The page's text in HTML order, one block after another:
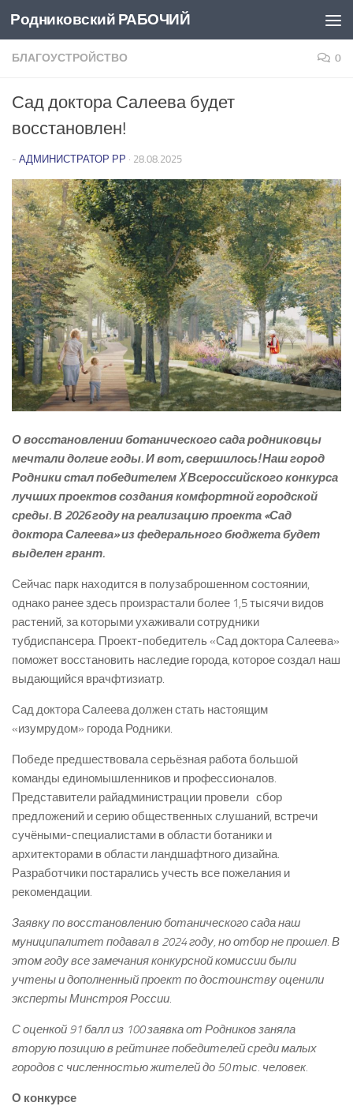
Перейти к содержимому
Родниковский РАБОЧИЙ
БЛАГОУСТРОЙСТВО 0
Сад доктора Салеева будет
восстановлен!
- АДМИНИСТРАТОР РР · 28.08.2025
О восстановлении ботанического сада родниковцы
мечтали долгие годы. И вот, свершилось! Наш город
Родники стал победителем X Всероссийского конкурса
лучших проектов создания комфортной городской
среды. В 2026 году на реализацию проекта «Сад
доктора Салеева» из федерального бюджета будет
выделен грант.
Сейчас парк находится в полузаброшенном состоянии,
однако ранее здесь произрастали более 1,5 тысячи видов
растений, за которыми ухаживали сотрудники
тубдиспансера. Проект-­победитель «Сад доктора Салеева»
поможет восстановить наследие города, которое создал наш
выдающийся врач­фтизиатр.
Сад доктора Салеева должен стать настоящим
«изумрудом» города Родники.
Победе предшествовала серьёзная работа большой
команды единомышленников и профессионалов.
Представители райадминистрации провели сбор
предложений и серию общественных слушаний, встречи
сучёными-­специалистами в области ботаники и
архитекторами в области ландшафтного дизайна.
Разработчики постарались учесть все пожелания и
рекомендации.
Заявку по восстановлению ботанического сада наш
муниципалитет подавал в 2024 году, но отбор не прошел. В
этом году все замечания конкурсной комиссии были
учтены и дополненный проект по достоинству оценили
эксперты Минстроя России.
С оценкой 91 балл из 100 заявка от Родников заняла
вторую позицию в рейтинге победителей среди малых
городов с численностью жителей до 50 тыс. человек.
О конкурсе